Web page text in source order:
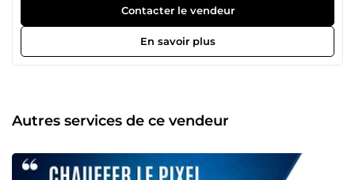
âgés de 21 à 39 ans, chacun expert dans son domaine :
publicité Facebook Ads, Instagram Ads, Snapchat Ads,
Google Ads, création de site web, tunnel de vente,
copywriting, génération de leads, branding, growth
approche complète, efficace et orientée résultats. Là où
beaucoup s’arrêtent à la théorie, nous mettons en place
développer votre présence en ligne, améliorer votre image
de marque et booster votre chiffre d’affaires. Notre arrivée
Contacter le vendeur
En savoir plus
Autres services de ce vendeur